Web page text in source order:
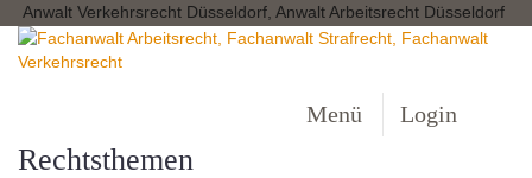
Anwalt Verkehrsrecht Düsseldorf, Anwalt Arbeitsrecht Düsseldorf
Menü Login
Rechtsthemen